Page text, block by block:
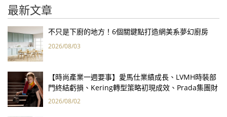
最新文章
不只是下廚的地方！6個關鍵點打造網美系夢幻廚房
2026/08/03
【時尚產業一週要事】愛馬仕業績成長、LVMH時裝部
門終結虧損、Kering轉型策略初現成效、Prada集團財
報亮眼
2026/08/02